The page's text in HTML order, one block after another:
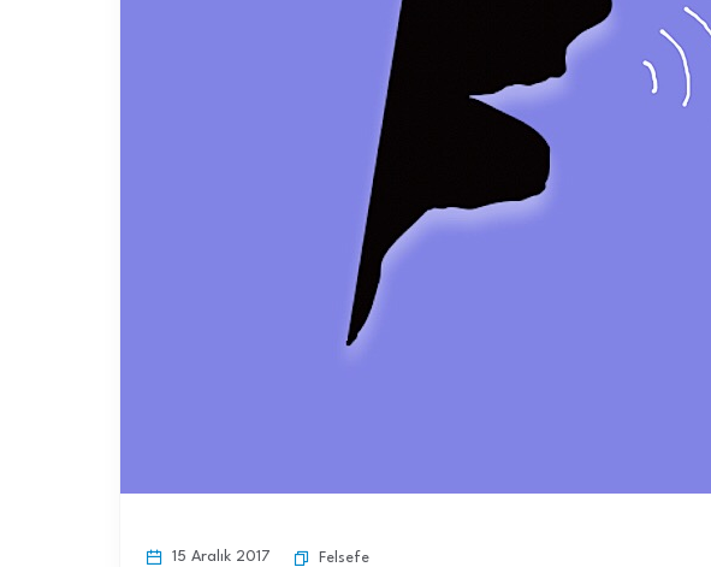
15 Aralık 2017 Felsefe